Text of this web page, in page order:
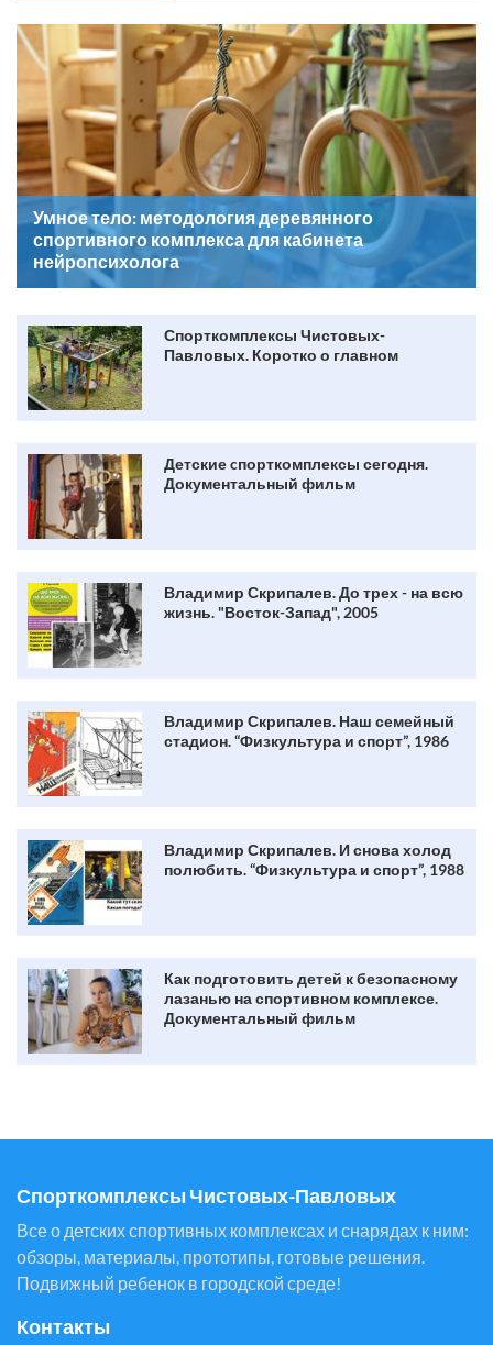
Умное тело: методология деревянного
спортивного комплекса для кабинета
нейропсихолога
Спорткомплексы Чистовых-
Павловых. Коротко о главном
Детские cпорткомплексы сегодня.
Документальный фильм
Владимир Скрипалев. До трех - на всю
жизнь. "Восток-Запад", 2005
Владимир Скрипалев. Наш семейный
стадион. “Физкультура и спорт”, 1986
Владимир Скрипалев. И снова холод
полюбить. “Физкультура и спорт”, 1988
Как подготовить детей к безопасному
лазанью на спортивном комплексе.
Документальный фильм
Спорткомплексы Чистовых-Павловых
Все о детских спортивных комплексах и снарядах к ним:
обзоры, материалы, прототипы, готовые решения.
Подвижный ребенок в городской среде!
Контакты